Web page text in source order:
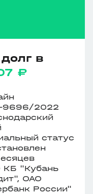
в
₽
9696/2022
статус
"Кубань
ОАО
России"